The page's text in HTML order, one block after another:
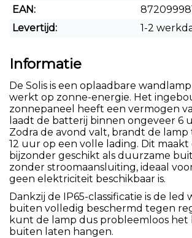
EAN:
Levertijd:
1-2
Informatie
De Solis is een oplaadbare
werkt op zonne-energie. Het
zonnepaneel heeft een vermogen
laadt de batterij binnen ongeveer 6
Zodra de avond valt, brandt de lamp
12 uur op een volle lading. Dit maakt
bijzonder geschikt als duurzame
zonder stroomaansluiting, ideaal
geen elektriciteit beschikbaar is.
Dankzij de IP65-classificatie is de led
buiten volledig beschermd tegen
kunt de lamp dus probleemloos het
buiten laten hangen.